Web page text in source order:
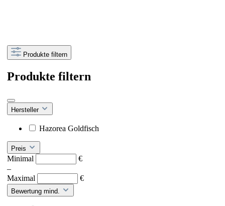
Produkte filtern
Produkte filtern
Hersteller
Hazorea Goldfisch
Preis
Minimal
€
–
Maximal
€
Bewertung mind.